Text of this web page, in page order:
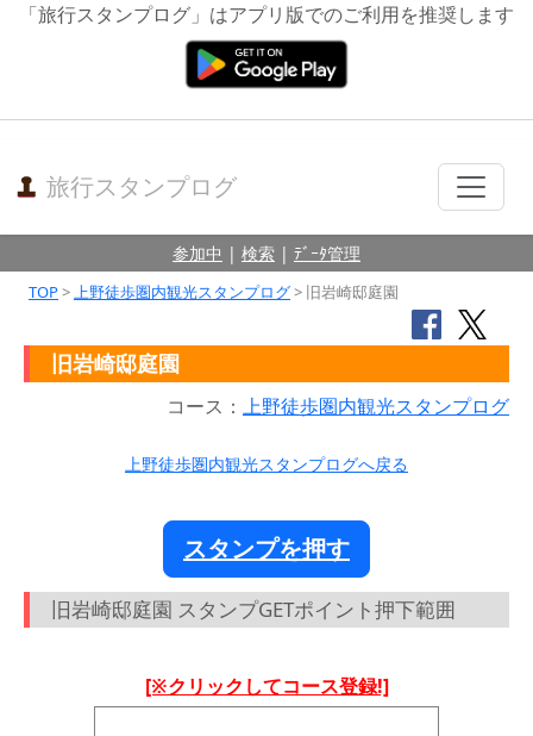
「旅行スタンプログ」はアプリ版でのご利用を推奨します
旅行スタンプログ
参加中 | 検索 | ﾃﾞｰﾀ管理
TOP>上野徒歩圏内観光スタンプログ> 旧岩崎邸庭園
旧岩崎邸庭園
コース： 上野徒歩圏内観光スタンプログ
上野徒歩圏内観光スタンプログへ戻る
スタンプを押す
旧岩崎邸庭園 スタンプGETポイント押下範囲
[※クリックしてコース登録!]